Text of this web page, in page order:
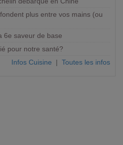
plus entre vos mains (ou
6e saveur de base
pour notre santé?
Infos Cuisine | Toutes les infos